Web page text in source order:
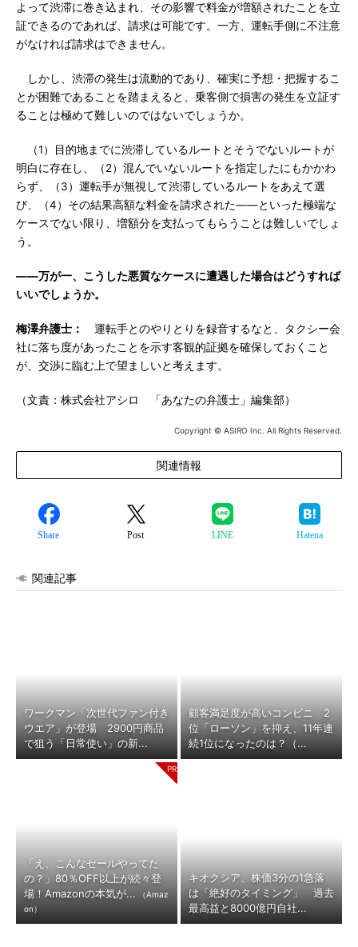
よって渋滞に巻き込まれ、その影響で料金が増額されたことを立
証できるのであれば、請求は可能です。一方、運転手側に不注意
がなければ請求はできません。
しかし、渋滞の発生は流動的であり、確実に予想・把握するこ
とが困難であることを踏まえると、乗客側で損害の発生を立証す
ることは極めて難しいのではないでしょうか。
（1）目的地までに渋滞しているルートとそうでないルートが
明白に存在し、（2）混んでいないルートを指定したにもかかわ
らず、（3）運転手が無視して渋滞しているルートをあえて選
び、（4）その結果高額な料金を請求された――といった極端な
ケースでない限り、増額分を支払ってもらうことは難しいでしょ
う。
――万が一、こうした悪質なケースに遭遇した場合はどうすれば
いいでしょうか。
梅澤弁護士：
運転手とのやりとりを録音するなと、タクシー会
社に落ち度があったことを示す客観的証拠を確保しておくこと
が、交渉に臨む上で望ましいと考えます。
（文責：株式会社アシロ 「あなたの弁護士」編集部）
Copyright © ASIRO Inc. All Rights Reserved.
関連情報
Share Post LINE Hatena
関連記事
ワークマン「次世代ファン付き
ウエア」が登場 2900円商品
で狙う「日常使い」の新...
顧客満足度が高いコンビニ 2
位「ローソン」を抑え、11年連
続1位になったのは？（...
「え、こんなセールやってた
の？」80％OFF以上が続々登
場！Amazonの本気が...
（Amaz
on）
キオクシア、株価3分の1急落
は「絶好のタイミング」 過去
最高益と8000億円自社...